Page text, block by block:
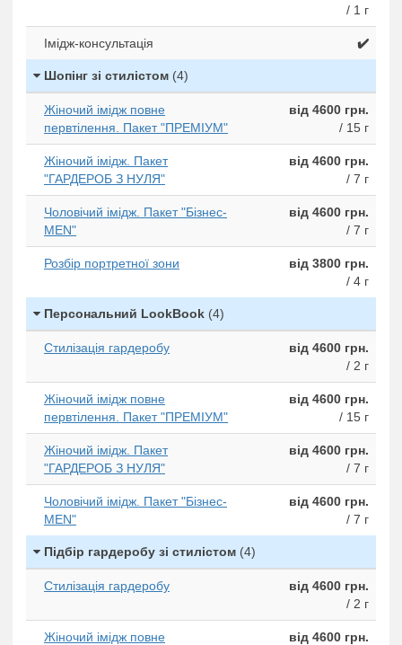
/ 1 г
Імідж-консультація ✔️
Шопінг зі стилістом (4)
Жіночий імідж повне
первтілення. Пакет "ПРЕМІУМ"
від 4600 грн.
/ 15 г
Жіночий імідж. Пакет
"ГАРДЕРОБ З НУЛЯ"
від 4600 грн.
/ 7 г
Чоловічий імідж. Пакет "Бізнес-
MEN"
від 4600 грн.
/ 7 г
Розбір портретної зони
від 3800 грн.
/ 4 г
Персональний LookBook (4)
Стилізація гардеробу
від 4600 грн.
/ 2 г
Жіночий імідж повне
первтілення. Пакет "ПРЕМІУМ"
від 4600 грн.
/ 15 г
Жіночий імідж. Пакет
"ГАРДЕРОБ З НУЛЯ"
від 4600 грн.
/ 7 г
Чоловічий імідж. Пакет "Бізнес-
MEN"
від 4600 грн.
/ 7 г
Підбір гардеробу зі стилістом (4)
Стилізація гардеробу
від 4600 грн.
/ 2 г
Жіночий імідж повне
від 4600 грн.